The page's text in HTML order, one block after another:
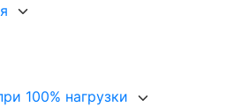
100% нагрузки